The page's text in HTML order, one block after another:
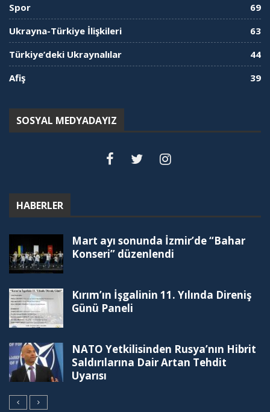
Spor
69
Ukrayna-Türkiye İlişkileri
63
Türkiye’deki Ukraynalılar
44
Afiş
39
SOSYAL MEDYADAYIZ
HABERLER
Mart ayı sonunda İzmir’de “Bahar
Konseri” düzenlendi
Kırım’ın İşgalinin 11. Yılında Direniş
Günü Paneli
NATO Yetkilisinden Rusya’nın Hibrit
Saldırılarına Dair Artan Tehdit
Uyarısı